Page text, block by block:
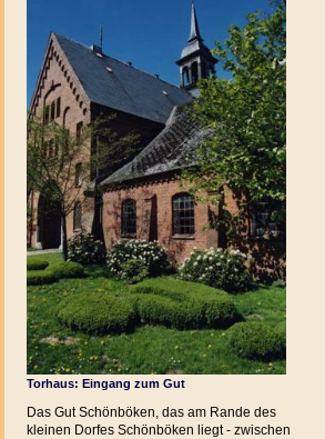
Torhaus: Eingang zum Gut
Das Gut Schönböken, das am Rande des
kleinen Dorfes Schönböken liegt - zwischen